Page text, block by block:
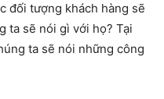
đối tượng khách hàng sẽ
ta sẽ nói gì với họ? Tại
ta sẽ nói những công